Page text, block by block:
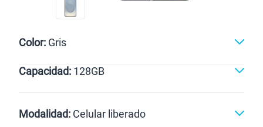
Color: Gris
Capacidad: 128GB
128GB
Modalidad: Celular liberado